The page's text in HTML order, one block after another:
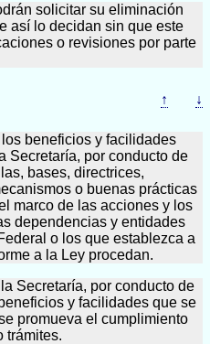
solicitar su eliminación
así lo decidan sin que este
o revisiones por parte
↑ ↓
beneficios y facilidades
Secretaría, por conducto de
bases, directrices,
o buenas prácticas
marco de las acciones y los
dependencias y entidades
o los que establezca a
a la Ley procedan.
Secretaría, por conducto de
y facilidades que se
promueva el cumplimiento
trámites.